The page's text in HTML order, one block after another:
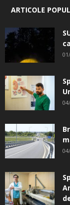
ARTICOLE